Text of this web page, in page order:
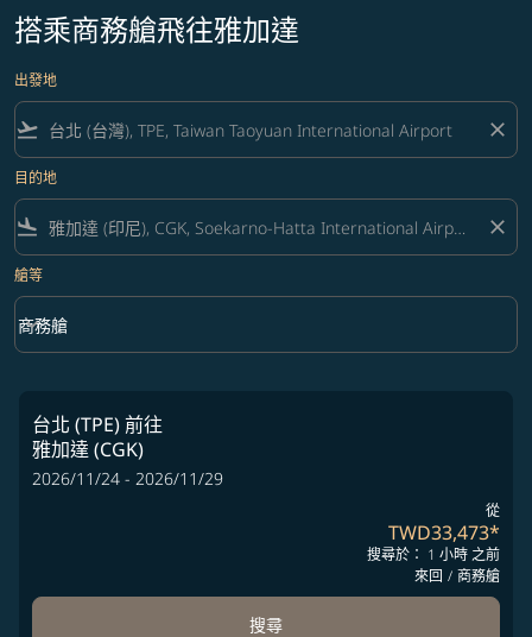
搭乘商務艙飛往雅加達
出發地
flight_takeoff close
目的地
flight_land close
艙等
艙等 option 商務艙 Selected
商務艙
keyboard_arrow_down
台北 (TPE)前往
雅加達 (CGK)
2026/11/24 - 2026/11/29
從
TWD33,473*
搜尋於： 1 小時 之前
來回 / 商務艙
搜尋